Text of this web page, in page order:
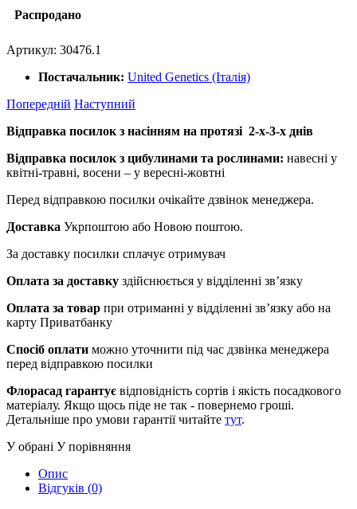
Распродано
Артикул: 30476.1
Постачальник: United Genetics (Італія)
Попередній Наступний
Відправка посилок з насінням на протязі 2-х-3-х днів
Відправка посилок з цибулинами та рослинами: навесні у
квітні-травні, восени – у вересні-жовтні
Перед відправкою посилки очікайте дзвінок менеджера.
Доставка Укрпоштою або Новою поштою.
За доставку посилки сплачує отримувач
Оплата за доставку здійснюється у відділенні зв’язку
Оплата за товар при отриманні у відділенні зв’язку або на
карту Приватбанку
Спосіб оплати можно уточнити під час дзвінка менеджера
перед відправкою посилки
Флорасад гарантує відповідність сортів і якість посадкового
матеріалу. Якщо щось піде не так - повернемо гроші.
Детальніше про умови гарантії читайте тут.
У обрані У порівняння
Опис
Відгуків (0)